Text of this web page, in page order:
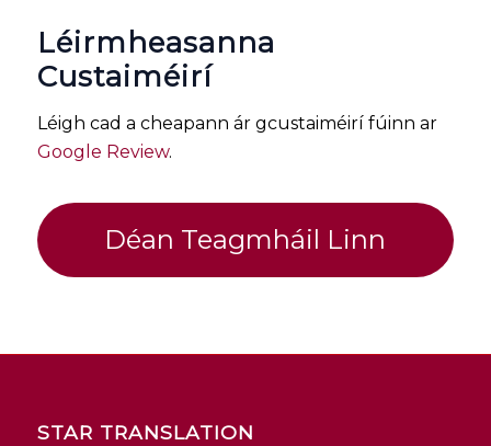
Léirmheasanna
Custaiméirí
Léigh cad a cheapann ár gcustaiméirí fúinn ar
Google Review.
Déan Teagmháil Linn
STAR TRANSLATION